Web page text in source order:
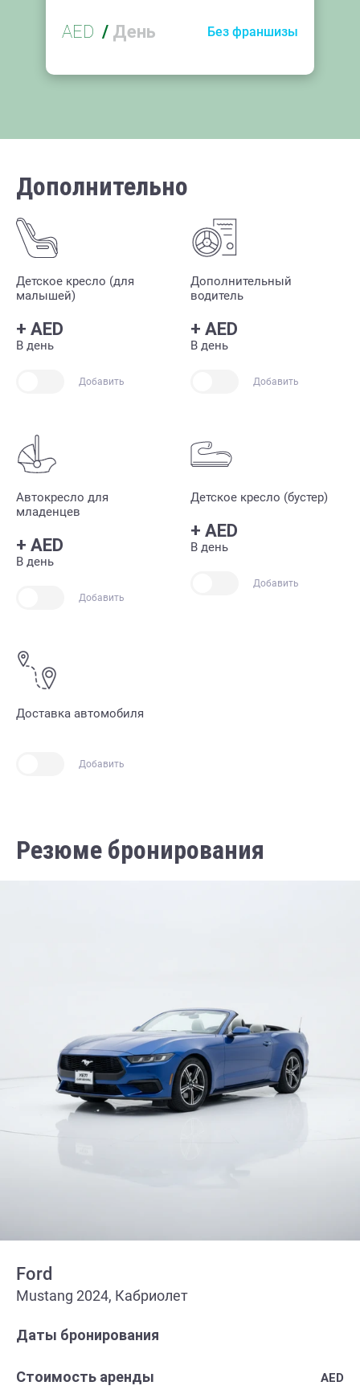
AED / День Без франшизы
Дополнительно
Детское кресло (для
малышей)
+ AED
В день
Добавить
Дополнительный
водитель
+ AED
В день
Добавить
Автокресло для
младенцев
+ AED
В день
Добавить
Детское кресло (бустер)
+ AED
В день
Добавить
Доставка автомобиля
Добавить
Резюме бронирования
Ford
Mustang 2024, Кабриолет
Даты бронирования
Стоимость аренды
AED